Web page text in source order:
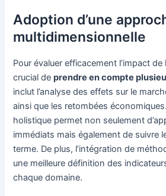
Adoption d’une
multidimensionnelle
Pour évaluer efficacement l’impact de
crucial deprendre en compte
inclut l’analyse des effets sur le
ainsi que les retombées
holistique permet non seulement
immédiats mais également de suivre
terme. De plus, l’intégration de
une meilleure définition des
chaque domaine.